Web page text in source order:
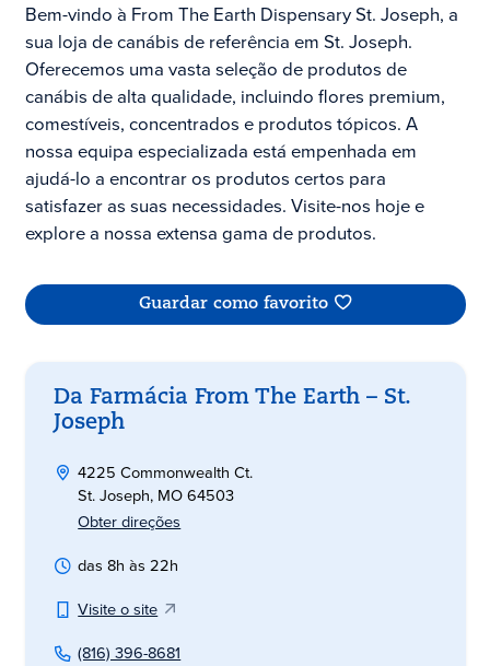
Bem-vindo à From The Earth Dispensary St. Joseph, a
sua loja de canábis de referência em St. Joseph.
Oferecemos uma vasta seleção de produtos de
canábis de alta qualidade, incluindo flores premium,
comestíveis, concentrados e produtos tópicos. A
nossa equipa especializada está empenhada em
ajudá-lo a encontrar os produtos certos para
satisfazer as suas necessidades. Visite-nos hoje e
explore a nossa extensa gama de produtos.
Guardar como favorito
Da Farmácia From The Earth – St.
Joseph
4225 Commonwealth Ct.
St. Joseph, MO 64503
Obter direções
das 8h às 22h
Visite o site
(816) 396-8681